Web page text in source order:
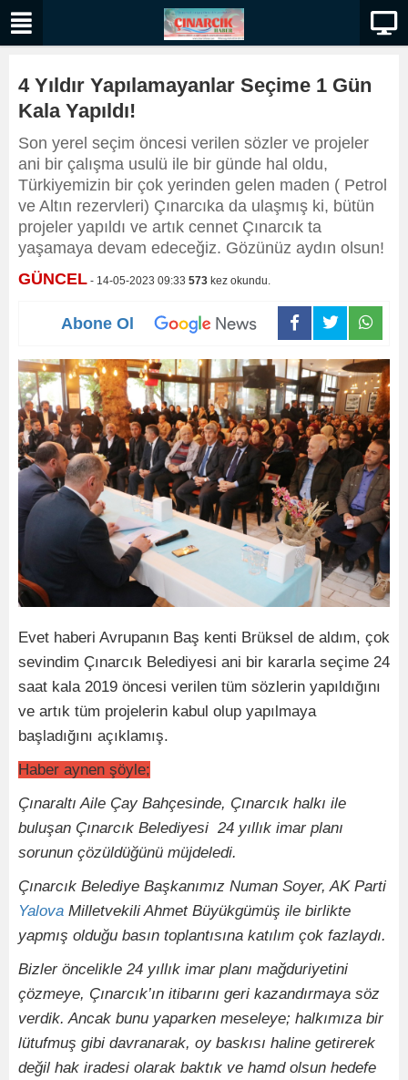
4 Yıldır Yapılamayanlar Seçime 1 Gün
Kala Yapıldı!
Son yerel seçim öncesi verilen sözler ve projeler
ani bir çalışma usulü ile bir günde hal oldu,
Türkiyemizin bir çok yerinden gelen maden ( Petrol
ve Altın rezervleri) Çınarcıka da ulaşmış ki, bütün
projeler yapıldı ve artık cennet Çınarcık ta
yaşamaya devam edeceğiz. Gözünüz aydın olsun!
GÜNCEL - 14-05-2023 09:33 573 kez okundu.
Abone Ol
Evet haberi Avrupanın Baş kenti Brüksel de aldım, çok
sevindim Çınarcık Belediyesi ani bir kararla seçime 24
saat kala 2019 öncesi verilen tüm sözlerin yapıldığını
ve artık tüm projelerin kabul olup yapılmaya
başladığını açıklamış.
Haber aynen şöyle;
Çınaraltı Aile Çay Bahçesinde, Çınarcık halkı ile
buluşan Çınarcık Belediyesi 24 yıllık imar planı
sorunun çözüldüğünü müjdeledi.
Çınarcık Belediye Başkanımız Numan Soyer, AK Parti
Yalova Milletvekili Ahmet Büyükgümüş ile birlikte
yapmış olduğu basın toplantısına katılım çok fazlaydı.
Bizler öncelikle 24 yıllık imar planı mağduriyetini
çözmeye, Çınarcık’ın itibarını geri kazandırmaya söz
verdik. Ancak bunu yaparken meseleye; halkımıza bir
lütufmuş gibi davranarak, oy baskısı haline getirerek
değil hak iradesi olarak baktık ve hamd olsun hedefe